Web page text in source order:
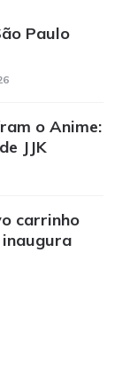
Paulo
o Anime:
JJK
carrinho